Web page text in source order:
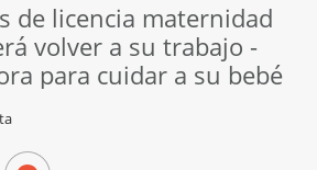
de licencia maternidad
volver a su trabajo -
para cuidar a su bebé